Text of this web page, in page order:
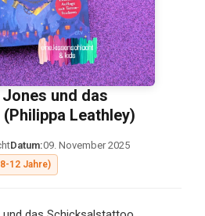
und das
Leathley)
Datum:09. November 2025
12 Jahre)